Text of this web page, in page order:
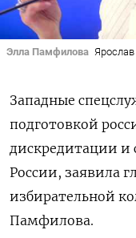
Элла Памфилова Ярослав
Западные
подготовкой
дискредитации и
России, заявила
избирательной
Памфилова.